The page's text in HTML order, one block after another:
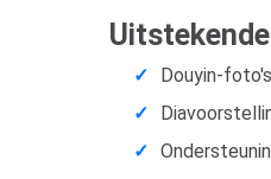
Douyin-